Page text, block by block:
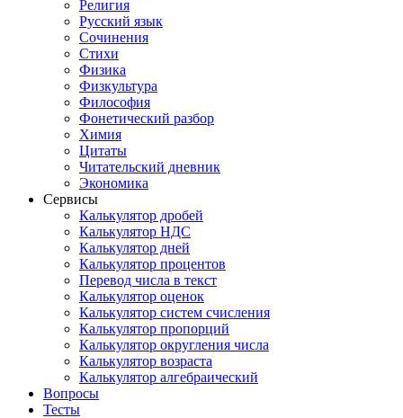
Религия
Русский язык
Сочинения
Стихи
Физика
Физкультура
Философия
Фонетический разбор
Химия
Цитаты
Читательский дневник
Экономика
Сервисы
Калькулятор дробей
Калькулятор НДС
Калькулятор дней
Калькулятор процентов
Перевод числа в текст
Калькулятор оценок
Калькулятор систем счисления
Калькулятор пропорций
Калькулятор округления числа
Калькулятор возраста
Калькулятор алгебраический
Вопросы
Тесты